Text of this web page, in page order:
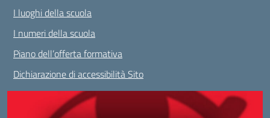
I luoghi della scuola
I numeri della scuola
Piano dell’offerta formativa
Dichiarazione di accessibilità Sito